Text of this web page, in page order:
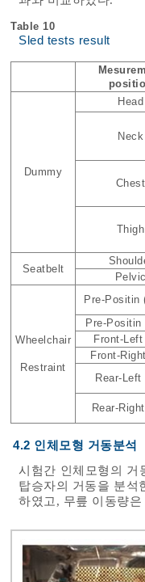
Table 10
Sled tests result
Dummy
Head
Neck
Chest
Thigh
Seatbelt
Pelvic
Wheelchair
Restraint
Pre-Positin
Pre-Positin
Front-Left
Front-
Rear-Left
Rear-
4.2 인체모형 거동분석
시험간 인체모형의 거
탑승자의 거동을 분석
하였고, 무릎 이동량